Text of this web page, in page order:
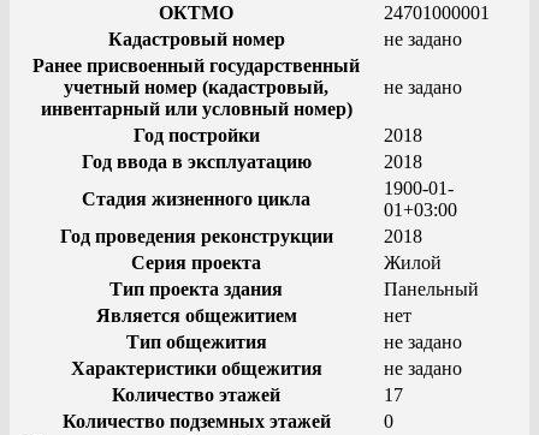
ОКТМО
24701000001
Кадастровый номер
не задано
Ранее присвоенный государственный
учетный номер (кадастровый,
инвентарный или условный номер)
не задано
Год постройки
2018
Год ввода в эксплуатацию
2018
Стадия жизненного цикла
1900-01-
01+03:00
Год проведения реконструкции
2018
Серия проекта
Жилой
Тип проекта здания
Панельный
Является общежитием
нет
Тип общежития
не задано
Характеристики общежития
не задано
Количество этажей
17
Количество подземных этажей
0